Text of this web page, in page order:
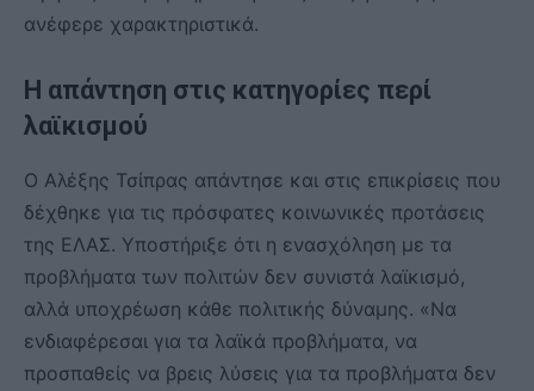
ανέφερε χαρακτηριστικά.
Η απάντηση στις κατηγορίες περί
λαϊκισμού
Ο Αλέξης Τσίπρας απάντησε και στις επικρίσεις που
δέχθηκε για τις πρόσφατες κοινωνικές προτάσεις
της ΕΛΑΣ. Υποστήριξε ότι η ενασχόληση με τα
προβλήματα των πολιτών δεν συνιστά λαϊκισμό,
αλλά υποχρέωση κάθε πολιτικής δύναμης. «Να
ενδιαφέρεσαι για τα λαϊκά προβλήματα, να
προσπαθείς να βρεις λύσεις για τα προβλήματα δεν